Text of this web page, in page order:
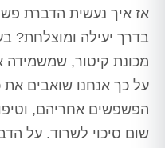
אז איך נעשית הדברת
בדרך יעילה ומוצלחת?
מכונת קיטור, שמשמידה
על כך אנחנו שואבים את
הפשפשים אחריהם,
שום סיכוי לשרוד. על